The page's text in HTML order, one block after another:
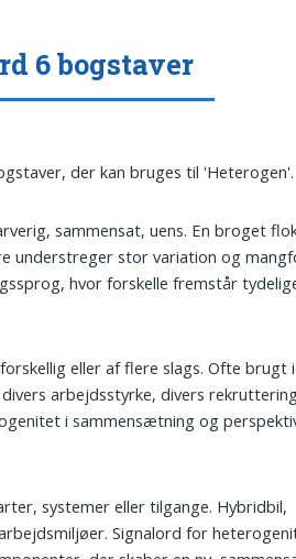
6 bogstaver
der kan bruges til 'Heterogen'.
sammensat, uens. En broget
understreger stor variation og
hvor forskelle fremstår
eller af flere slags. Ofte brugt
arbejdsstyrke, divers
i sammensætning og
systemer eller tilgange. Hybridbil,
Signalord for